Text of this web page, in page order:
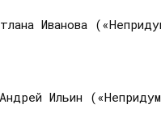
Иванова
Ильин